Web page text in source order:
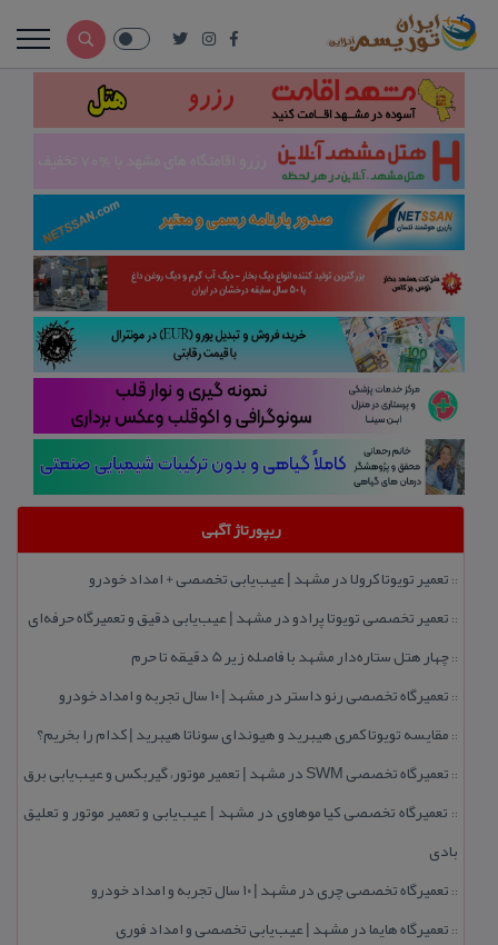
ریپورتاژ آگهی
:: تعمیر تویوتا كرولا در مشهد | عیب‌یابی تخصصی + امداد خودرو
:: تعمیر تخصصی تویوتا پرادو در مشهد | عیب‌یابی دقیق و تعمیرگاه حرفه‌ای
::چهار هتل‌ ستاره‌دار مشهد با فاصله زیر 5 دقیقه تا حرم
:: تعمیرگاه تخصصی رنو داستر در مشهد | ۱۰ سال تجربه و امداد خودرو
:: مقایسه تویوتا كمری هیبرید و هیوندای سوناتا هیبرید | كدام را بخریم؟
:: تعمیرگاه تخصصی SWM در مشهد | تعمیر موتور، گیربكس و عیب‌یابی برق
:: تعمیرگاه تخصصی كیا موهاوی در مشهد | عیب‌یابی و تعمیر موتور و تعلیق
بادی
:: تعمیرگاه تخصصی چری در مشهد | ۱۰ سال تجربه و امداد خودرو
:: تعمیرگاه هایما در مشهد | عیب‌یابی تخصصی و امداد فوری